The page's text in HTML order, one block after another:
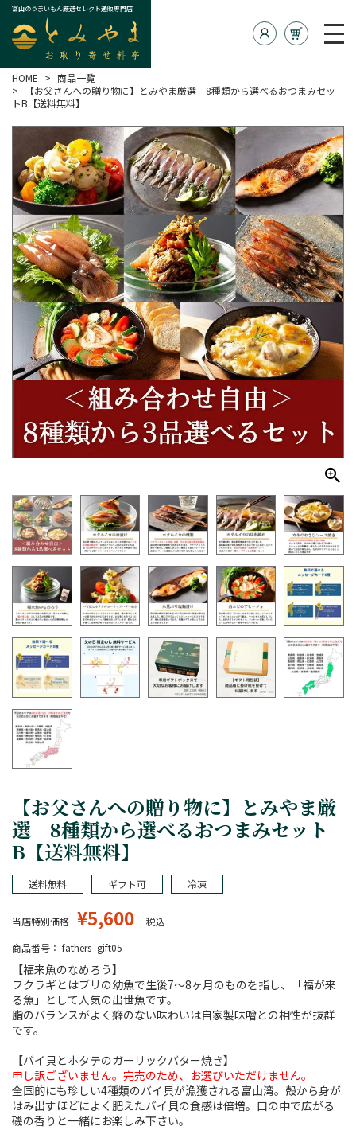
富山のうまいもん厳選セレクト通販専門店
HOME
商品一覧
【お父さんへの贈り物に】とみやま厳選 8種類から選べるおつまみセッ
トB【送料無料】
【お父さんへの贈り物に】とみやま厳
選 8種類から選べるおつまみセット
B【送料無料】
送料無料 ギフト可 冷凍
当店特別価格 ¥5,600
税込
商品番号
fathers_gift05
【福来魚のなめろう】
フクラギとはブリの幼魚で生後7～8ヶ月のものを指し、「福が来
る魚」として人気の出世魚です。
脂のバランスがよく癖のない味わいは自家製味噌との相性が抜群
です。
【バイ貝とホタテのガーリックバター焼き】
申し訳ございません。完売のため、お選びいただけません。
全国的にも珍しい4種類のバイ貝が漁獲される富山湾。殻から身が
はみ出すほどによく肥えたバイ貝の食感は倍増。口の中で広がる
磯の香りと一緒にお楽しみ下さい。